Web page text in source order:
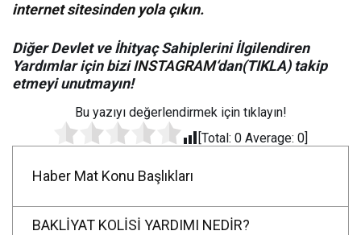
internet sitesinden yola çıkın.
Diğer Devlet ve İhityaç Sahiplerini İlgilendiren
Yardımlar için biziINSTAGRAM‘dan(TIKLA) takip
etmeyi unutmayın!
Bu yazıyı değerlendirmek için tıklayın!
[Total: 0 Average: 0]
Haber Mat Konu Başlıkları
BAKLİYAT KOLİSİ YARDIMI NEDİR?